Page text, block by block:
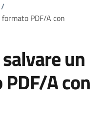
/
PDF/A con
un
A con